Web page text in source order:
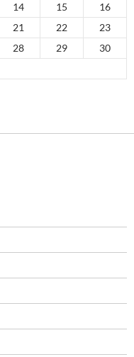
14 15
16
21 22
23
28 29
30